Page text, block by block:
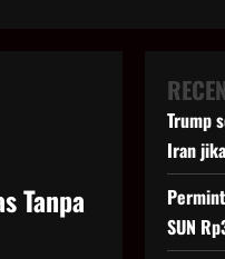
Tanpa
Trump
Iran
SUN